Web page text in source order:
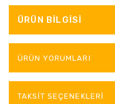
ÜRÜN BILGISI
ÜRÜN YORUMLARI
TAKSIT SEÇENEKLERI